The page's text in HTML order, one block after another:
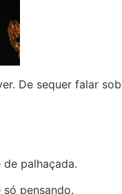
De sequer falar
palhaçada.
pensando.